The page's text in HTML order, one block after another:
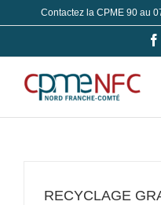
au
Contactez la CPME 90 au
RECYCLAGE